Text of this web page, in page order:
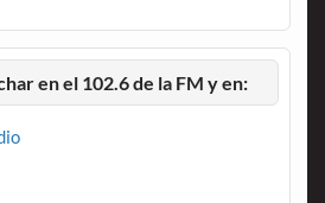
en el 102.6 de la FM y en: